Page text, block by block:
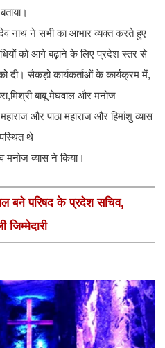
नाथ ने सभी का आभार व्यक्त करते हुए
को आगे बढ़ाने के लिए प्रदेश स्तर से
दी। सैकड़ो कार्यकर्ताओं के कार्यक्रम में,
बाबू मेघवाल और मनोज
और पाठा महाराज और हिमांशु व्यास
थे
मनोज व्यास ने किया।
बने परिषद के प्रदेश सचिव,
जिम्मेदारी